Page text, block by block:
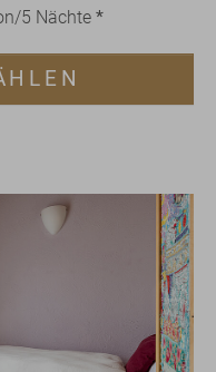
5 Nächte *